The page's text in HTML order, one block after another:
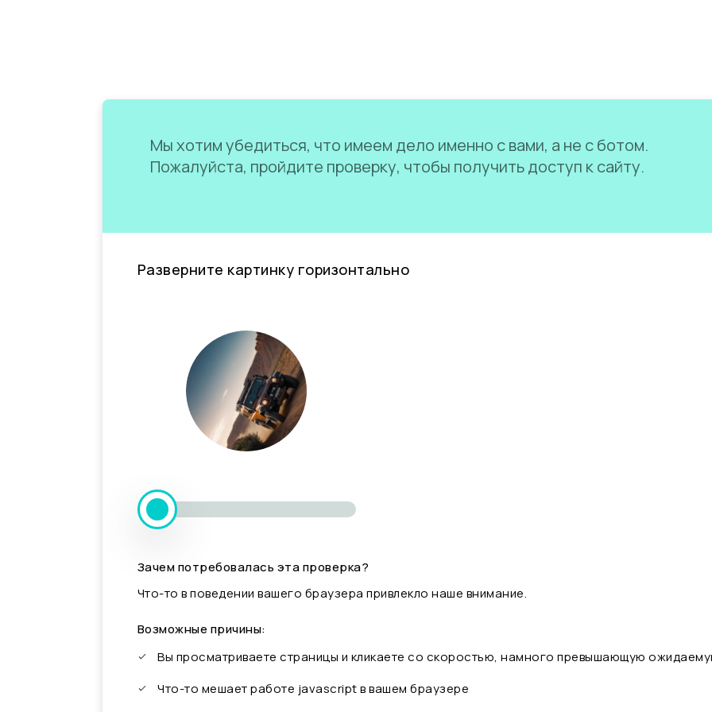
Мы хотим убедиться, что имеем дело именно с вами, а не с ботом.
Пожалуйста, пройдите проверку, чтобы получить доступ к сайту.
Разверните картинку горизонтально
Зачем потребовалась эта проверка?
Что-то в поведении вашего браузера привлекло наше внимание.
Возможные причины:
Вы просматриваете страницы и кликаете со скоростью, намного превышающую
Что-то мешает работе javascript в вашем браузере